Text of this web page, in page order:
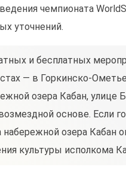
чемпионата
уточнений.
и бесплатных
— в Горкинско-
озера Кабан, улице
основе. Если
набережной озера Кабан
культуры исполкома